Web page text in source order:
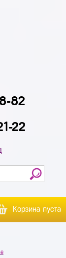
82
22
Корзина пуста